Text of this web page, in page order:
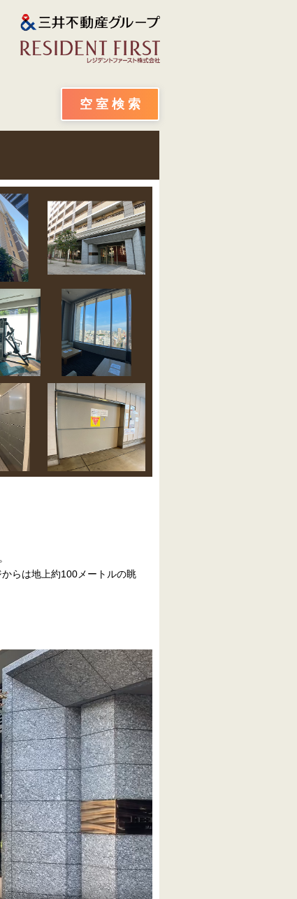
空 室 検 索
らは地上約100メートルの眺